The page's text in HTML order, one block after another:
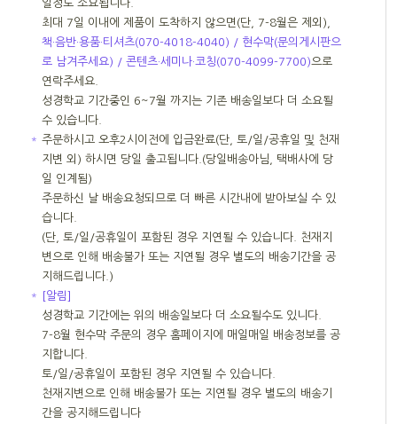
일정도 소요됩니다.
최대 7일 이내에 제품이 도착하지 않으면(단, 7-8월은 제외),
책·음반·용품·티셔츠(070-4018-4040) / 현수막(문의게시판으
로 남겨주세요) / 콘텐츠·세미나·코칭(070-4099-7700) 으로
연락주세요.
성경학교 기간중인 6~7월 까지는 기존 배송일보다 더 소요될
수 있습니다.
＊ 주문하시고 오후2시이전에 입금완료(단, 토/일/공휴일 및 천재
지변 외) 하시면 당일 출고됩니다.(당일배송아님, 택배사에 당
일 인계됨)
주문하신 날 배송요청되므로 더 빠른 시간내에 받아보실 수 있
습니다.
(단, 토/일/공휴일이 포함된 경우 지연될 수 있습니다. 천재지
변으로 인해 배송불가 또는 지연될 경우 별도의 배송기간을 공
지해드립니다.)
＊
[알림]
성경학교 기간에는 위의 배송일보다 더 소요될수도 있니다.
7-8월 현수막 주문의 경우 홈페이지에 매일매일 배송정보를 공
지합니다.
토/일/공휴일이 포함된 경우 지연될 수 있습니다.
천재지변으로 인해 배송불가 또는 지연될 경우 별도의 배송기
간을 공지해드립니다